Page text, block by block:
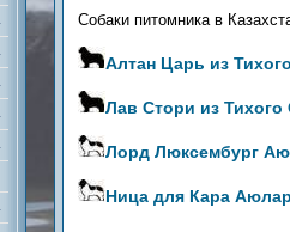
Собаки питомника в
Алтан Царь из
Лав Стори из Тихого
Лорд Люксембург
Ница для Кара